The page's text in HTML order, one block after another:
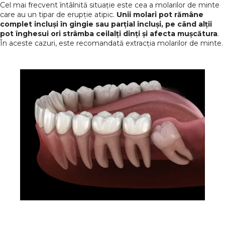
Cel mai frecvent întâlnită situație este cea a molarilor de minte
care au un tipar de erupție atipic. Unii molari pot rămâne
complet incluși în gingie sau parțial incluși, pe când alții
pot înghesui ori strâmba ceilalți dinți și afecta mușcătura.
În aceste cazuri, este recomandată extracția molarilor de minte.